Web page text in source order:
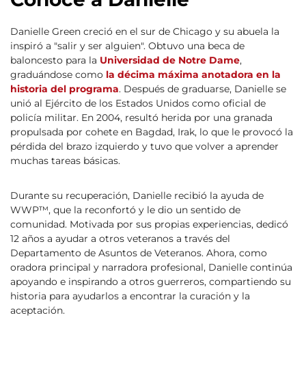
Danielle Green creció en el sur de Chicago y su abuela la
inspiró a "salir y ser alguien". Obtuvo una beca de
baloncesto para la Universidad de Notre Dame,
graduándose como la décima máxima anotadora en la
historia del programa. Después de graduarse, Danielle se
unió al Ejército de los Estados Unidos como oficial de
policía militar. En 2004, resultó herida por una granada
propulsada por cohete en Bagdad, Irak, lo que le provocó la
pérdida del brazo izquierdo y tuvo que volver a aprender
muchas tareas básicas.
Durante su recuperación, Danielle recibió la ayuda de
WWP™, que la reconfortó y le dio un sentido de
comunidad. Motivada por sus propias experiencias, dedicó
12 años a ayudar a otros veteranos a través del
Departamento de Asuntos de Veteranos. Ahora, como
oradora principal y narradora profesional, Danielle continúa
apoyando e inspirando a otros guerreros, compartiendo su
historia para ayudarlos a encontrar la curación y la
aceptación.